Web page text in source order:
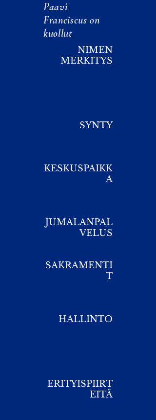
Paavi
Franciscus on
kuollut
​NIMEN
MERKITYS
SYNTY
KESKUSPAIKK
A
JUMALANPAL
VELUS
SAKRAMENTI
T
HALLINTO
ERITYISPIIRT
EITÄ